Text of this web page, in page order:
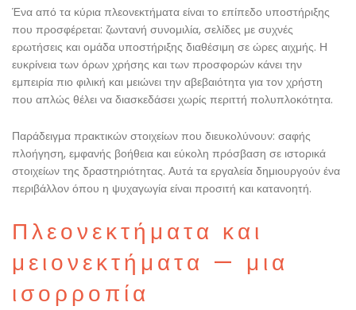
Ένα από τα κύρια πλεονεκτήματα είναι το επίπεδο υποστήριξης
που προσφέρεται: ζωντανή συνομιλία, σελίδες με συχνές
ερωτήσεις και ομάδα υποστήριξης διαθέσιμη σε ώρες αιχμής. Η
ευκρίνεια των όρων χρήσης και των προσφορών κάνει την
εμπειρία πιο φιλική και μειώνει την αβεβαιότητα για τον χρήστη
που απλώς θέλει να διασκεδάσει χωρίς περιττή πολυπλοκότητα.
Παράδειγμα πρακτικών στοιχείων που διευκολύνουν: σαφής
πλοήγηση, εμφανής βοήθεια και εύκολη πρόσβαση σε ιστορικά
στοιχείων της δραστηριότητας. Αυτά τα εργαλεία δημιουργούν ένα
περιβάλλον όπου η ψυχαγωγία είναι προσιτή και κατανοητή.
Πλεονεκτήματα και
μειονεκτήματα — μια
ισορροπία